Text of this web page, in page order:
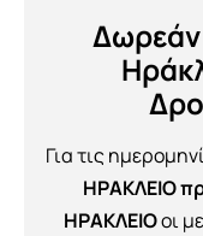
Για τις
ΗΡΑΚΛΕΙΟ
ΗΡΑΚΛΕΙΟοι